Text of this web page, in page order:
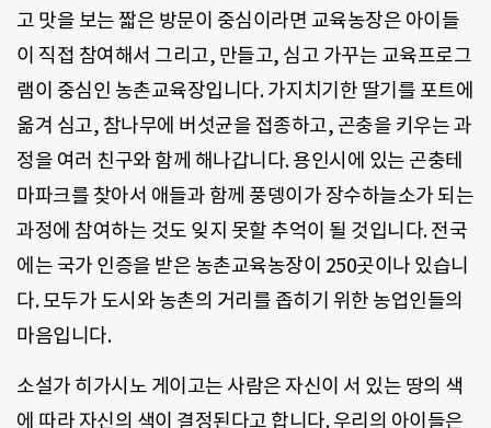
고 맛을 보는 짧은 방문이 중심이라면 교육농장은 아이들
이 직접 참여해서 그리고, 만들고, 심고 가꾸는 교육프로그
램이 중심인 농촌교육장입니다. 가지치기한 딸기를 포트에
옮겨 심고, 참나무에 버섯균을 접종하고, 곤충을 키우는 과
정을 여러 친구와 함께 해나갑니다. 용인시에 있는 곤충테
마파크를 찾아서 애들과 함께 풍뎅이가 장수하늘소가 되는
과정에 참여하는 것도 잊지 못할 추억이 될 것입니다. 전국
에는 국가 인증을 받은 농촌교육농장이 250곳이나 있습니
다. 모두가 도시와 농촌의 거리를 좁히기 위한 농업인들의
마음입니다.
소설가 히가시노 게이고는 사람은 자신이 서 있는 땅의 색
에 따라 자신의 색이 결정된다고 합니다. 우리의 아이들은